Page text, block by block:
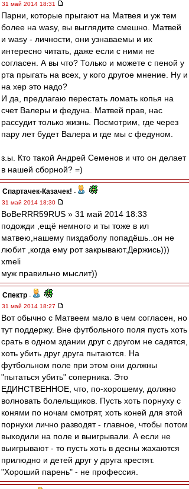
31 май 2014 18:31
Парни, которые прыгают на Матвея и уж тем
более на wasy, вы выглядите смешно. Матвей
и wasy - личности, они узнаваемы и их
интересно читать, даже если с ними не
согласен. А вы что? Только и можете с пеной у
рта прыгать на всех, у кого другое мнение. Ну и
на хер это надо?
И да, предлагаю перестать ломать копья на
счет Валеры и федуна. Матвей прав, нас
рассудит только жизнь. Посмотрим, где через
пару лет будет Валера и где мы с федуном.
з.ы. Кто такой Андрей Семенов и что он делает
в нашей сборной? =)
Спартачек-Казачек! -
31 май 2014 18:30
BoBeRRR59RUS » 31 май 2014 18:33
подожди ,ещё немного и ты тоже в ил
матвею,нашему пиздаболу попадёшь..он не
любит ,когда ему рот закрывают.Держись)))
xmeli
муж правильно мыслит))
Спектр -
31 май 2014 18:27
Вот обычно с Матвеем мало в чем согласен, но
тут поддержу. Вне футбольного поля пусть хоть
срать в одном здании друг с другом не садятся,
хоть убить друг друга пытаются. На
футбольном поле при этом они должны
"пытаться убить" соперника. Это
ЕДИНСТВЕННОЕ, что, по-хорошему, должно
волновать болельщиков. Пусть хоть порнуху с
конями по ночам смотрят, хоть коней для этой
порнухи лично разводят - главное, чтобы потом
выходили на поле и выигрывали. А если не
выигрывают - то пусть хоть в десны жахаются
прилюдно и детей друг у друга крестят.
"Хороший парень" - не профессия.